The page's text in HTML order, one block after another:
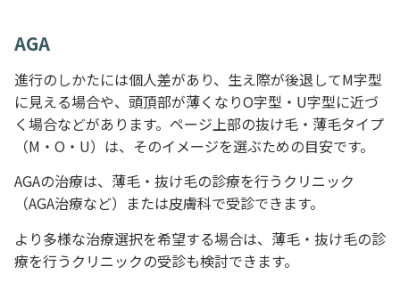
AGA
進行のしかたには個人差があり、生え際が後退してM字型
に見える場合や、頭頂部が薄くなりO字型・U字型に近づ
く場合などがあります。ページ上部の抜け毛・薄毛タイプ
（M・O・U）は、そのイメージを選ぶための目安です。
AGAの治療は、薄毛・抜け毛の診療を行うクリニック
（AGA治療など）または皮膚科で受診できます。
より多様な治療選択を希望する場合は、薄毛・抜け毛の診
療を行うクリニックの受診も検討できます。